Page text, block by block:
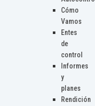
Cómo
Vamos
Entes
de
control
Informes
y
planes
Rendición